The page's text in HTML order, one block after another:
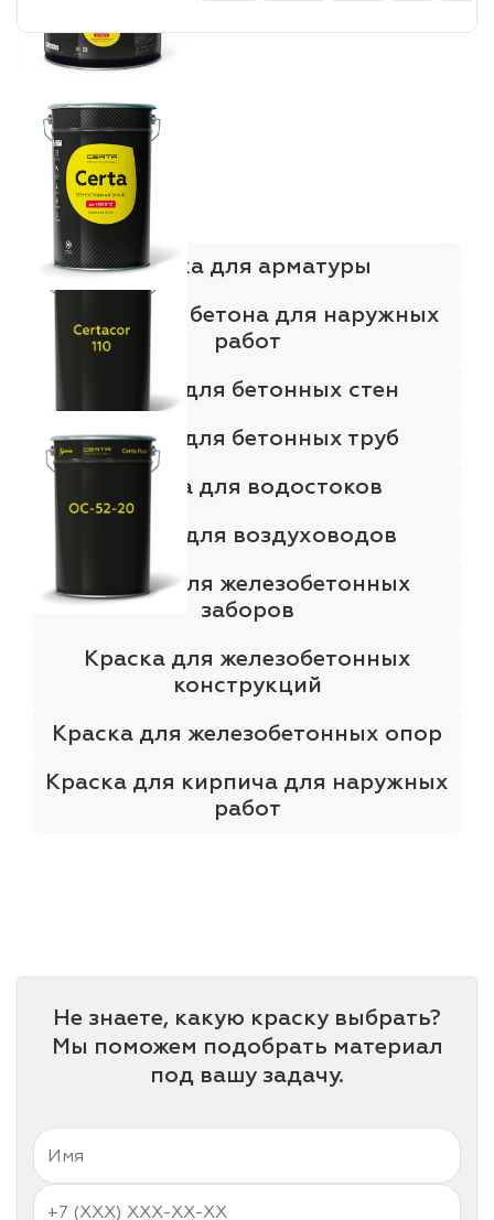
Краска для арматуры
Краска для бетона для наружных
работ
Краска для бетонных стен
Краска для бетонных труб
Краска для водостоков
Краска для воздуховодов
Краска для железобетонных
заборов
Краска для железобетонных
конструкций
Краска для железобетонных опор
Краска для кирпича для наружных
работ
Не знаете, какую краску выбрать?
Мы поможем подобрать материал
под вашу задачу.